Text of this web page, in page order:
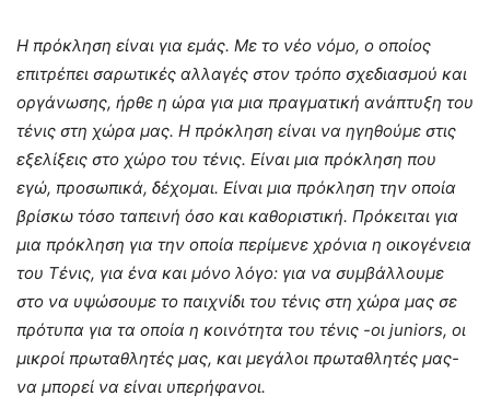
Η πρόκληση είναι για εμάς. Με το νέο νόμο, ο οποίος
επιτρέπει σαρωτικές αλλαγές στον τρόπο σχεδιασμού και
οργάνωσης, ήρθε η ώρα για μια πραγματική ανάπτυξη του
τένις στη χώρα μας. Η πρόκληση είναι να ηγηθούμε στις
εξελίξεις στο χώρο του τένις. Είναι μια πρόκληση που
εγώ, προσωπικά, δέχομαι. Είναι μια πρόκληση την οποία
βρίσκω τόσο ταπεινή όσο και καθοριστική. Πρόκειται για
μια πρόκληση για την οποία περίμενε χρόνια η οικογένεια
του Τένις, για ένα και μόνο λόγο: για να συμβάλλουμε
στο να υψώσουμε το παιχνίδι του τένις στη χώρα μας σε
πρότυπα για τα οποία η κοινότητα του τένις -οι juniors, οι
μικροί πρωταθλητές μας, και μεγάλοι πρωταθλητές μας-
να μπορεί να είναι υπερήφανοι.